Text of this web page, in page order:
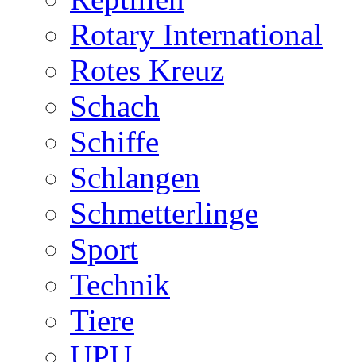
Rotary International
Rotes Kreuz
Schach
Schiffe
Schlangen
Schmetterlinge
Sport
Technik
Tiere